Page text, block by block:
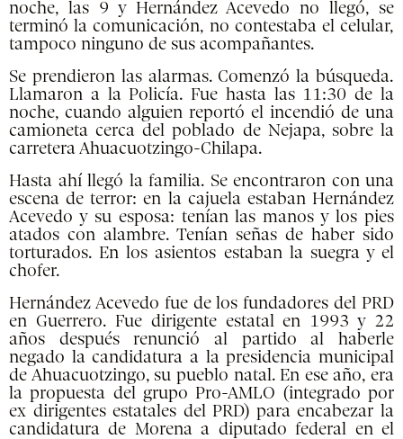
noche, las 9 y Hernández Acevedo no llegó, se
terminó la comunicación, no contestaba el celular,
tampoco ninguno de sus acompañantes.
Se prendieron las alarmas. Comenzó la búsqueda.
Llamaron a la Policía. Fue hasta las 11:30 de la
noche, cuando alguien reportó el incendió de una
camioneta cerca del poblado de Nejapa, sobre la
carretera Ahuacuotzingo-Chilapa.
Hasta ahí llegó la familia. Se encontraron con una
escena de terror: en la cajuela estaban Hernández
Acevedo y su esposa: tenían las manos y los pies
atados con alambre. Tenían señas de haber sido
torturados. En los asientos estaban la suegra y el
chofer.
Hernández Acevedo fue de los fundadores del PRD
en Guerrero. Fue dirigente estatal en 1993 y 22
años después renunció al partido al haberle
negado la candidatura a la presidencia municipal
de Ahuacuotzingo, su pueblo natal. En ese año, era
la propuesta del grupo Pro-AMLO (integrado por
ex dirigentes estatales del PRD) para encabezar la
candidatura de Morena a diputado federal en el